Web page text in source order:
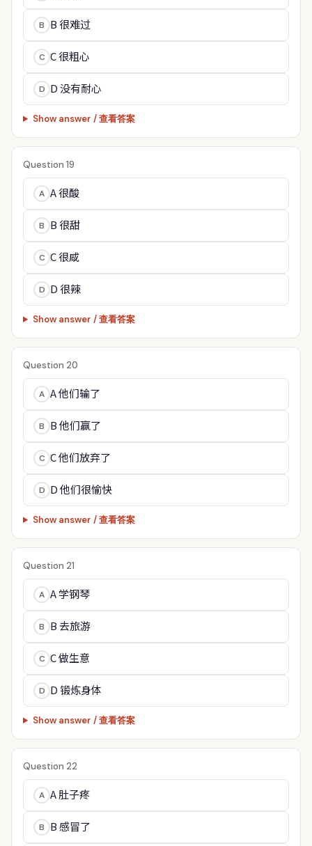
B B 很难过
C C 很粗心
D D 没有耐心
Show answer / 查看答案
Question 19
A A 很酸
B B 很甜
C C 很咸
D D 很辣
Show answer / 查看答案
Question 20
A A 他们输了
B B 他们赢了
C C 他们放弃了
D D 他们很愉快
Show answer / 查看答案
Question 21
A A 学钢琴
B B 去旅游
C C 做生意
D D 锻炼身体
Show answer / 查看答案
Question 22
A A 肚子疼
B B 感冒了